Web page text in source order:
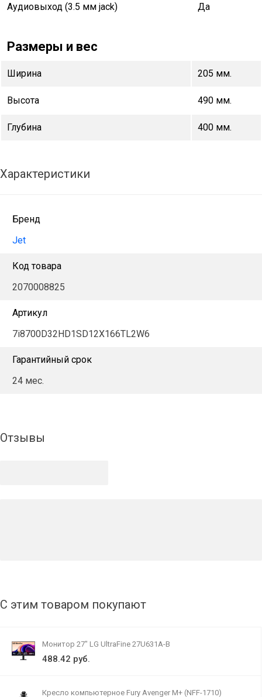
Аудиовыход (3.5 мм jack) Да
Размеры и вес
Ширина 205 мм.
Высота 490 мм.
Глубина 400 мм.
Характеристики
Бренд
Jet
Код товара
2070008825
Артикул
7i8700D32HD1SD12X166TL2W6
Гарантийный срок
24 мес.
Отзывы
С этим товаром покупают
Монитор 27" LG UltraFine 27U631A-B
488.42 руб.
Кресло компьютерное Fury Avenger M+ (NFF-1710)